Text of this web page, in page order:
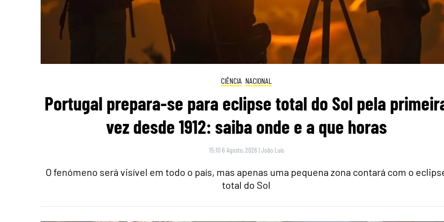
CIÊNCIA NACIONAL
Portugal prepara-se para eclipse total do Sol pela
vez desde 1912: saiba onde e a que horas
15:10 6 Agosto, 2026 |João Luís
O fenómeno será visível em todo o país, mas apenas uma pequena zona contará com o
total do Sol